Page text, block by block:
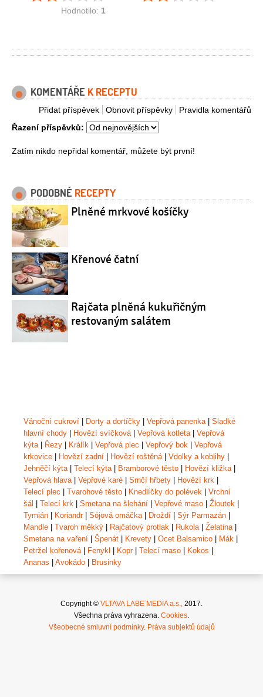
Hodnotilo: 1
KOMENTÁŘE K RECEPTU
Pravidla komentářů
Obnovit příspěvky
Přidat příspěvek
Řazení příspěvků:
Zatím nikdo nepřidal komentář, můžete být první!
PODOBNÉ RECEPTY
Plněné mrkvové košíčky
Křenové čatní
Rajčata plněná kukuřičným
restovaným salátem
Vánoční cukroví | Dorty a dortíčky | Vepřová panenka | Sladké
hlavní chody | Hovězí svíčková | Vepřová kotleta | Vepřová
kýta | Řezy | Králík | Vepřová plec | Vepřový bok | Vepřová
krkovice | Hovězí zadní | Hovězí roštěná | Vdolky a koblihy |
Jehněčí kýta | Telecí kýta | Bramborové těsto | Hovězí kližka |
Vepřová hlava | Vepřové karé | Srnčí hřbety | Hovězí krk |
Telecí plec | Tvarohové těsto | Knedlíčky do polévek | Vrchní
šál | Telecí krk | Smetana na šlehání | Vepřové maso | Žloutek |
Tymián | Koriandr| Sójová omáčka | Droždí | Sýr Parmazán |
Mandle | Tvaroh měkký | Rajčatový protlak | Rukola | Želatina |
Smetana na vaření | Špenát | Krevety | Ocet Balsamico | Mák |
Petržel kořenová | Fenykl | Kopr| Telecí maso | Kokos |
Ananas | Avokádo | Brusinky
Copyright © VLTAVA LABE MEDIA a.s.,
2017.
Všechna práva vyhrazena. Cookies
Všeobecné smluvní podmínky. Práva subjektů údajů